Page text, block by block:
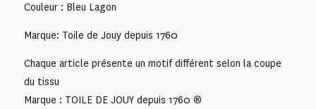
Couleur : Bleu Lagon
Marque: Toile de Jouy depuis 1760
Chaque article présente un motif différent selon la coupe
du tissu
Marque : TOILE DE JOUY depuis 1760 ®